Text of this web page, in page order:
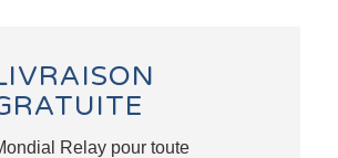
Relay pour toute